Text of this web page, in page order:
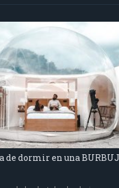
de dormir en una